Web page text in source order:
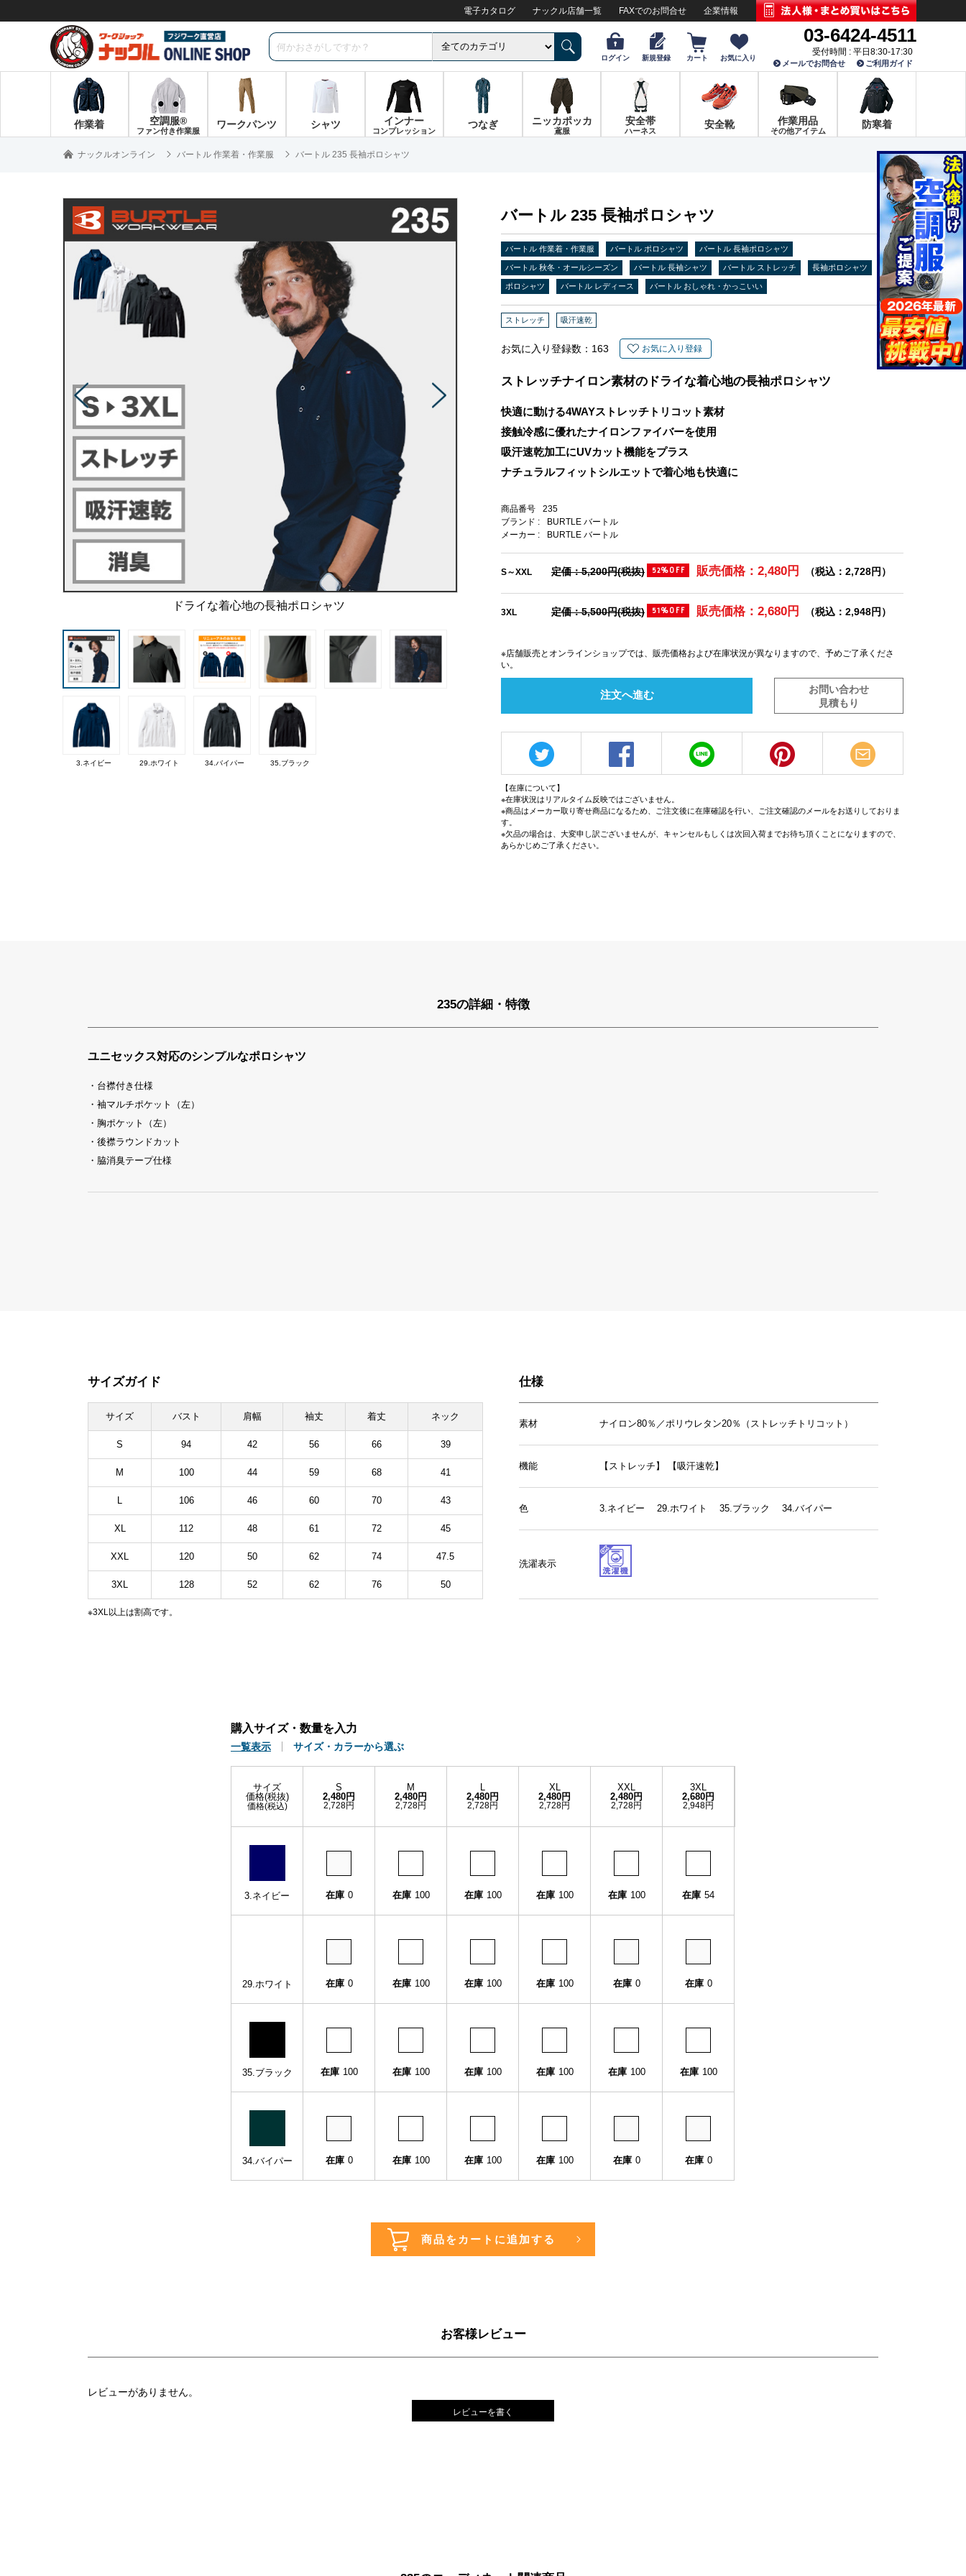
電子カタログ ナックル店舗一覧 FAXでのお問合せ 企業情報
ログイン 新規登録 カート お気に入り
03-6424-4511
受付時間 : 平日8:30-17:30
メールでお問合せ ご利用ガイド
作業着 空調服®
ファン付き作業服
ワークパンツ シャツ インナー
コンプレッション
つなぎ ニッカポッカ
鳶服
安全帯
ハーネス
安全靴 作業用品
その他アイテム
防寒着
ナックルオンライン バートル 作業着・作業服 バートル 235 長袖ポロシャツ
ドライな着心地の長袖ポロシャツ
3.ネイビー 29.ホワイト 34.バイパー 35.ブラック
バートル 235 長袖ポロシャツ
バートル 作業着・作業服 バートル ポロシャツ バートル 長袖ポロシャツ
バートル 秋冬・オールシーズン バートル 長袖シャツ バートル ストレッチ 長袖ポロシャツ
ポロシャツ バートル レディース バートル おしゃれ・かっこいい
ストレッチ 吸汗速乾
お気に入り登録数： 163 お気に入り登録
ストレッチナイロン素材のドライな着心地の長袖ポロシャツ
快適に動ける4WAYストレッチトリコット素材
接触冷感に優れたナイロンファイバーを使用
吸汗速乾加工にUVカット機能をプラス
ナチュラルフィットシルエットで着心地も快適に
商品番号
235
ブランド :
BURTLE バートル
メーカー :
BURTLE バートル
S～XXL 定価：5,200円(税抜) 52%OFF 販売価格：2,480円 （税込：2,728円）
3XL 定価：5,500円(税抜) 51%OFF 販売価格：2,680円 （税込：2,948円）
※店舗販売とオンラインショップでは、販売価格および在庫状況が異なりますので、予めご了承くださ
い。
注文へ進む
お問い合わせ
見積もり
【在庫について】
※在庫状況はリアルタイム反映ではございません。
※商品はメーカー取り寄せ商品になるため、ご注文後に在庫確認を行い、ご注文確認のメールをお送りしておりま
す。
※欠品の場合は、大変申し訳ございませんが、キャンセルもしくは次回入荷までお待ち頂くことになりますので、
あらかじめご了承ください。
235の詳細・特徴
ユニセックス対応のシンプルなポロシャツ
・台襟付き仕様
・袖マルチポケット（左）
・胸ポケット（左）
・後襟ラウンドカット
・脇消臭テープ仕様
サイズガイド
サイズ バスト 肩幅 袖丈 着丈 ネック
S 94 42 56 66 39
M 100 44 59 68 41
L 106 46 60 70 43
XL 112 48 61 72 45
XXL 120 50 62 74 47.5
3XL 128 52 62 76 50
※3XL以上は割高です。
仕様
素材 ナイロン80％／ポリウレタン20％（ストレッチトリコット）
機能 【ストレッチ】 【吸汗速乾】
色 3.ネイビー 29.ホワイト 35.ブラック 34.バイパー
洗濯表示
購入サイズ・数量を入力
一覧表示 サイズ・カラーから選ぶ
サイズ
価格(税抜)
価格(税込)
S
2,480円
2,728円
M
2,480円
2,728円
L
2,480円
2,728円
XL
2,480円
2,728円
XXL
2,480円
2,728円
3XL
2,680円
2,948円
3.ネイビー 在庫 0 在庫 100 在庫 100 在庫 100 在庫 100 在庫 54
29.ホワイト 在庫 0 在庫 100 在庫 100 在庫 100 在庫 0 在庫 0
35.ブラック 在庫 100 在庫 100 在庫 100 在庫 100 在庫 100 在庫 100
34.バイパー 在庫 0 在庫 100 在庫 100 在庫 100 在庫 0 在庫 0
お客様レビュー
レビューがありません。
レビューを書く